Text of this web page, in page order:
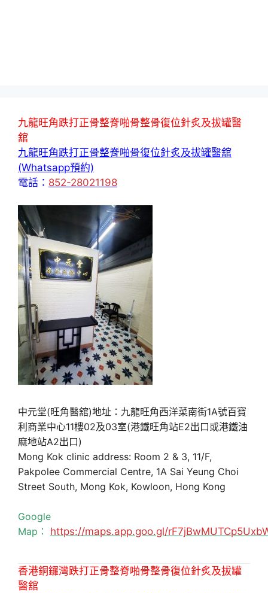
九龍旺角跌打正骨整脊啪骨整骨復位針炙及拔罐醫
舘
九龍旺角跌打正骨整脊啪骨復位針炙及拔罐醫舘
(Whatsapp預約)
電話： 852-28021198
中元堂(旺角醫舘)地址：九龍旺角西洋菜南街1A號百寶
利商業中心11樓02及03室(港鐵旺角站E2出口或港鐵油
麻地站A2出口)
Mong Kok clinic address: Room 2 & 3, 11/F,
Pakpolee Commercial Centre, 1A Sai Yeung Choi
Street South, Mong Kok, Kowloon, Hong Kong
Google
Map： https://maps.app.goo.gl/
香港銅鑼灣跌打正骨整脊啪骨整骨復位針炙及拔罐
醫舘